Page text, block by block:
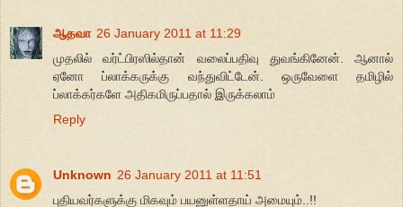
ஆதவா 26 January 2011 at 11:29
முதலில் வர்ட்பிரஸில்தான் வலைப்பதிவு துவங்கினேன். ஆனால்
ஏனோ ப்லாக்கருக்கு வந்துவிட்டேன். ஒருவேளை தமிழில்
ப்லாக்கர்களே அதிகமிருப்பதால் இருக்கலாம்
Reply
Unknown 26 January 2011 at 11:51
புதியவர்களுக்கு மிகவும் பயனுள்ளதாய் அமையும்..!!